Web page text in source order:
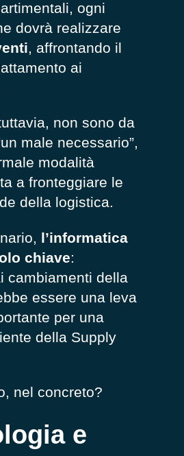
ogni
dovrà realizzare
, affrontando il
ai
non sono da
male necessario”,
modalità
a fronteggiare le
della logistica.
l’informatica
chiave:
cambiamenti della
essere una leva
per una
della Supply
nel concreto?
e